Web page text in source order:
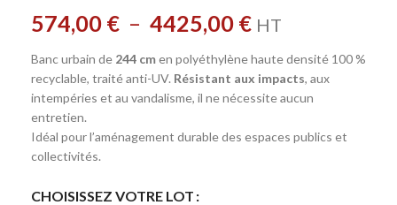
574,00 € – 4425,00 € HT
Banc urbain de 244 cmen polyéthylène haute densité 100 %
recyclable, traité anti-UV. Résistant aux impacts, aux
intempéries et au vandalisme, il ne nécessite aucun
entretien.
Idéal pour l’aménagement durable des espaces publics et
collectivités.
CHOISISSEZ VOTRE LOT